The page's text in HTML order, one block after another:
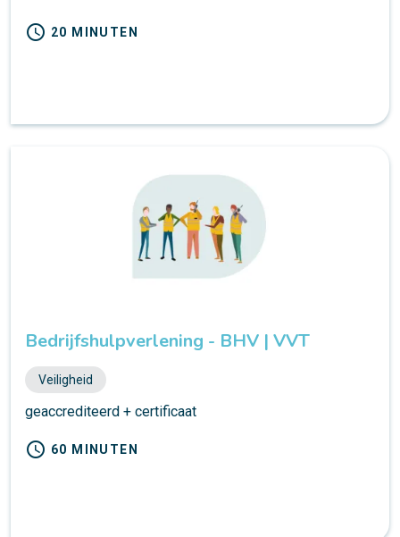
schedule 20 MINUTEN
Bedrijfshulpverlening - BHV | VVT
Veiligheid
geaccrediteerd + certificaat
schedule 60 MINUTEN